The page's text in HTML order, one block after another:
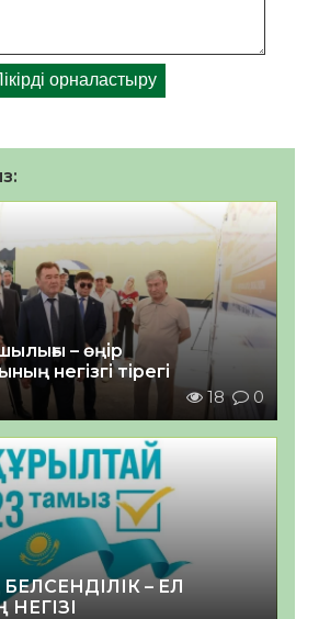
– өңір
негізгі тірегі
18 0
– ЕЛ